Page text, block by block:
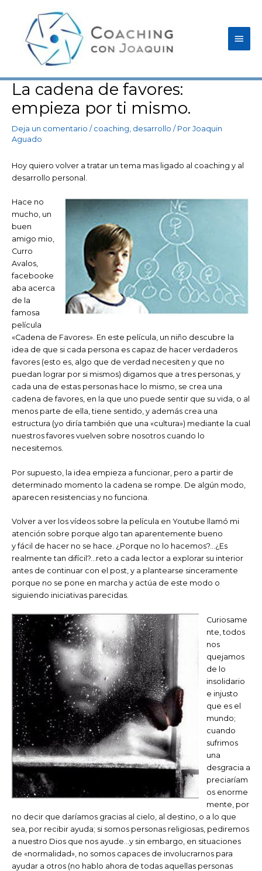
contenido
La cadena de favores:
empieza por ti mismo.
Deja un comentario / coaching desarrollo / Por Joaquin
Aguado
Hoy quiero volver a tratar un tema mas ligado al coaching y al
desarrollo personal.
Hace no
mucho, un
buen
amigo mio,
Curro
Avalos,
facebooke
aba acerca
de la
famosa
película
«Cadena de Favores». En este película, un niño descubre la
idea de que si cada persona es capaz de hacer verdaderos
favores (esto es, algo que de verdad necesiten y que no
puedan lograr por si mismos) digamos que a tres personas, y
cada una de estas personas hace lo mismo, se crea una
cadena de favores, en la que uno puede sentir que su vida, o al
menos parte de ella, tiene sentido, y además crea una
estructura (yo diría también que una «cultura») mediante la cual
nuestros favores vuelven sobre nosotros cuando lo
necesitemos.
Por supuesto, la idea empieza a funcionar, pero a partir de
determinado momento la cadena se rompe. De algún modo,
aparecen resistencias y no funciona.
Volver a ver los vídeos sobre la película en Youtube llamó mi
atención sobre porque algo tan aparentemente bueno
y fácil de hacer no se hace. ¿Porque no lo hacemos?…¿Es
realmente tan difícil?…reto a cada lector a explorar su interior
antes de continuar con el post, y a plantearse sinceramente
porque no se pone en marcha y actúa de este modo o
siguiendo iniciativas parecidas.
Curiosame
nte, todos
nos
quejamos
de lo
insolidario
e injusto
que es el
mundo;
cuando
sufrimos
una
desgracia a
preciaríam
os enorme
mente, por
no decir que daríamos gracias al cielo, al destino, o a lo que
sea, por recibir ayuda; si somos personas religiosas, pediremos
a nuestro Dios que nos ayude…y sin embargo, en situaciones
de «normalidad», no somos capaces de involucrarnos para
ayudar a otros (no hablo ahora de todas aquellas personas
Navegación
de
entradas